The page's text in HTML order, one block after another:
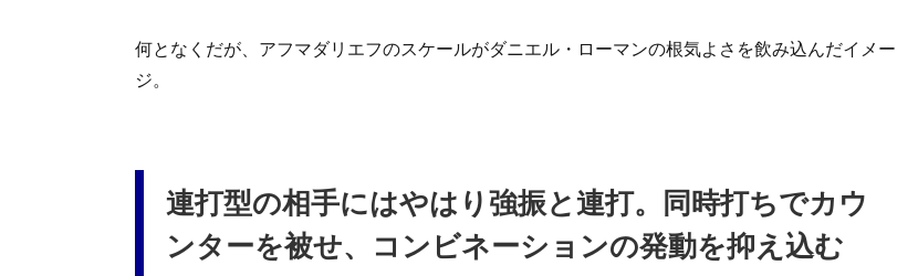
何となくだが、アフマダリエフのスケールがダニエル・ローマンの根気よさを飲み込んだイメー
ジ。
連打型の相手にはやはり強振と連打。同時打ちでカウ
ンターを被せ、コンビネーションの発動を抑え込む